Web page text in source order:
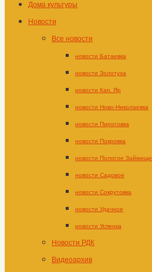
Дома культуры
Новости
Все новости
новости Батаевка
новости Золотуха
новости Кап. Яр
новости Ново-Николаевка
новости Пироговка
новости Покровка
новости Пологое Займище
новости Садовое
новости Сокрутовка
новости Удачное
новости Успенка
Новости РДК
Видеоархив